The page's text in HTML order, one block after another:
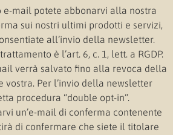
e-mail potete abbonarvi alla nostra
sui nostri ultimi prodotti e servizi,
all’invio della newsletter.
è l’art. 6, c. 1, lett. a RGDP.
verrà salvato fino alla revoca della
vostra. Per l’invio della newsletter
procedura “double opt-in”.
un’e-mail di conferma contenente
di confermare che siete il titolare